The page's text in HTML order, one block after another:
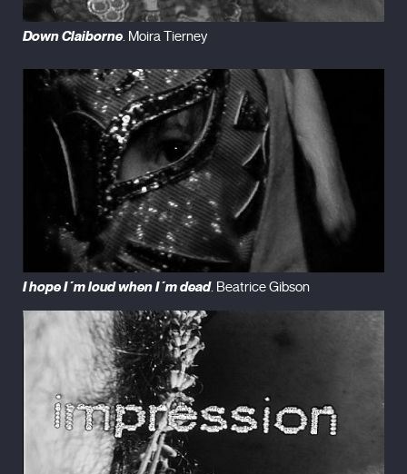
Down Claiborne. Moira Tierney
I hope I´m loud when I´m dead. Beatrice Gibson